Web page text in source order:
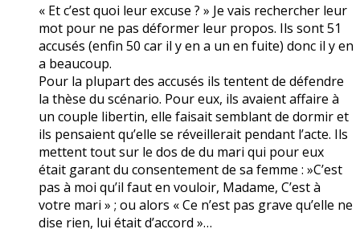
« Et c’est quoi leur excuse ? » Je vais rechercher leur
mot pour ne pas déformer leur propos. Ils sont 51
accusés (enfin 50 car il y en a un en fuite) donc il y en
a beaucoup.
Pour la plupart des accusés ils tentent de défendre
la thèse du scénario. Pour eux, ils avaient affaire à
un couple libertin, elle faisait semblant de dormir et
ils pensaient qu’elle se réveillerait pendant l’acte. Ils
mettent tout sur le dos de du mari qui pour eux
était garant du consentement de sa femme : »C’est
pas à moi qu’il faut en vouloir, Madame, C’est à
votre mari » ; ou alors « Ce n’est pas grave qu’elle ne
dise rien, lui était d’accord »…